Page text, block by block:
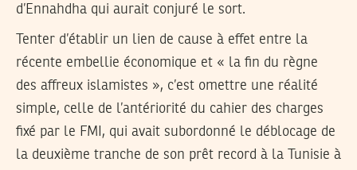
d’Ennahdha qui aurait conjuré le sort.
Tenter d’établir un lien de cause à effet entre la
récente embellie économique et « la fin du règne
des affreux islamistes », c’est omettre une réalité
simple, celle de l’antériorité du cahier des charges
fixé par le FMI, qui avait subordonné le déblocage de
la deuxième tranche de son prêt record à la Tunisie à